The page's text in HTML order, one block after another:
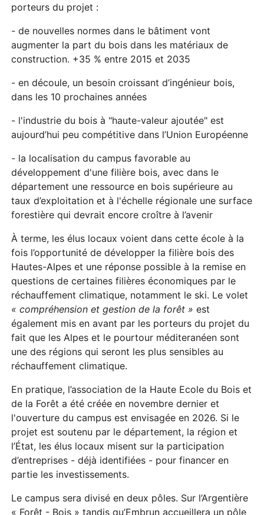
porteurs du projet :
- de nouvelles normes dans le bâtiment vont
augmenter la part du bois dans les matériaux de
construction. +35 % entre 2015 et 2035
- en découle, un besoin croissant d’ingénieur bois,
dans les 10 prochaines années
- l'industrie du bois à "haute-valeur ajoutée" est
aujourd’hui peu compétitive dans l’Union Européenne
- la localisation du campus favorable au
développement d'une filière bois, avec dans le
département une ressource en bois supérieure au
taux d’exploitation et à l'échelle régionale une surface
forestière qui devrait encore croître à l’avenir
À terme, les élus locaux voient dans cette école à la
fois l’opportunité de développer la filière bois des
Hautes-Alpes et une réponse possible à la remise en
questions de certaines filières économiques par le
réchauffement climatique, notamment le ski. Le volet
« compréhension et gestion de la forêt » est
également mis en avant par les porteurs du projet du
fait que les Alpes et le pourtour méditeranéen sont
une des régions qui seront les plus sensibles au
réchauffement climatique.
En pratique, l’association de la Haute Ecole du Bois et
de la Forêt a été créée en novembre dernier et
l'ouverture du campus est envisagée en 2026. Si le
projet est soutenu par le département, la région et
l’État, les élus locaux misent sur la participation
d’entreprises - déjà identifiées - pour financer en
partie les investissements.
Le campus sera divisé en deux pôles. Sur l’Argentière
« Forêt - Bois » tandis qu’Embrun accueillera un pôle